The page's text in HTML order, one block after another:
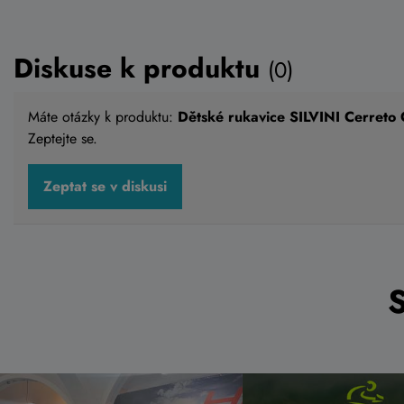
Dětské rukavice SILVINI Cerreto
CA2129
15-16
Diskuse k produktu (0)
Máte otázky k produktu: Dětské rukavice SILVINI Cerreto
Zeptejte se.
Zeptat se v diskusi